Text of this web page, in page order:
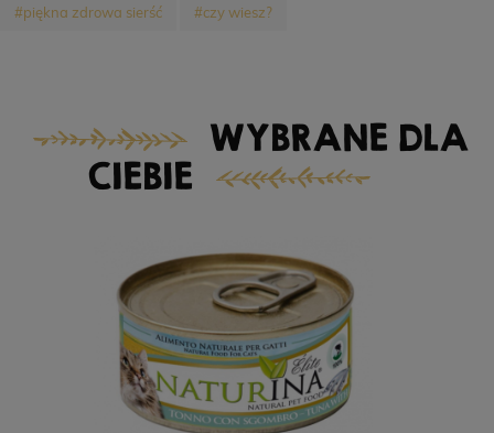
#piękna zdrowa sierść #czy wiesz?
WYBRANE DLA
CIEBIE